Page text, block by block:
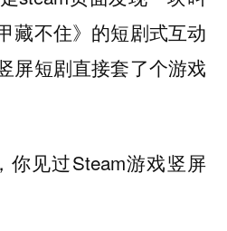
藏不住》的短剧式互动
屏短剧直接套了个游戏
你见过Steam游戏竖屏